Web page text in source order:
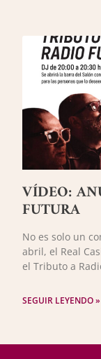
VÍDEO:
FUTURA
No es solo un
abril, el Real
el Tributo a
SEGUIR LEYENDO »